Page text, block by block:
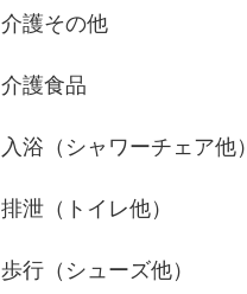
介護その他
介護食品
入浴（シャワーチェア他）
排泄（トイレ他）
歩行（シューズ他）